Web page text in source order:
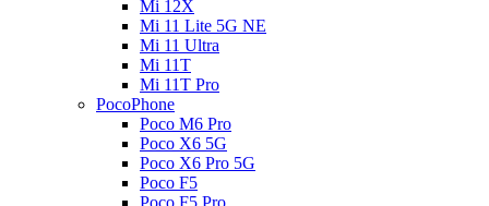
Mi 12X
Mi 11 Lite 5G NE
Mi 11 Ultra
Mi 11T
Mi 11T Pro
PocoPhone
Poco M6 Pro
Poco X6 5G
Poco X6 Pro 5G
Poco F5
Poco F5 Pro